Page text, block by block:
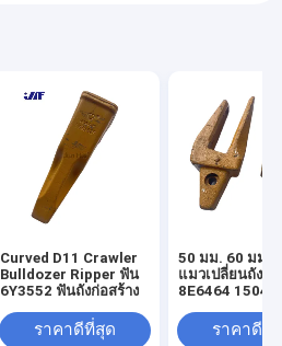
Curved D11 Crawler
Bulldozer Ripper ฟัน
6Y3552 ฟันถังก่อสร้าง
ราคาดีที่สุด
50 มม. 60 มม.
แมวเปลี่ยนถังฟัน
8E6464
ราคาดีที่